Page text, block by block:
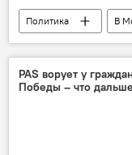
Политика
В
Приднестровье
PAS ворует у
Победы – что